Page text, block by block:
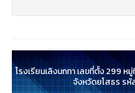
โรงเรียนเลิงนกทา เลขที่ตั้ง 299 ห
จังหวัดยโสธร ร